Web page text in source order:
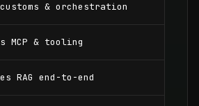
& orchestration
MCP & tooling
RAG end-to-end